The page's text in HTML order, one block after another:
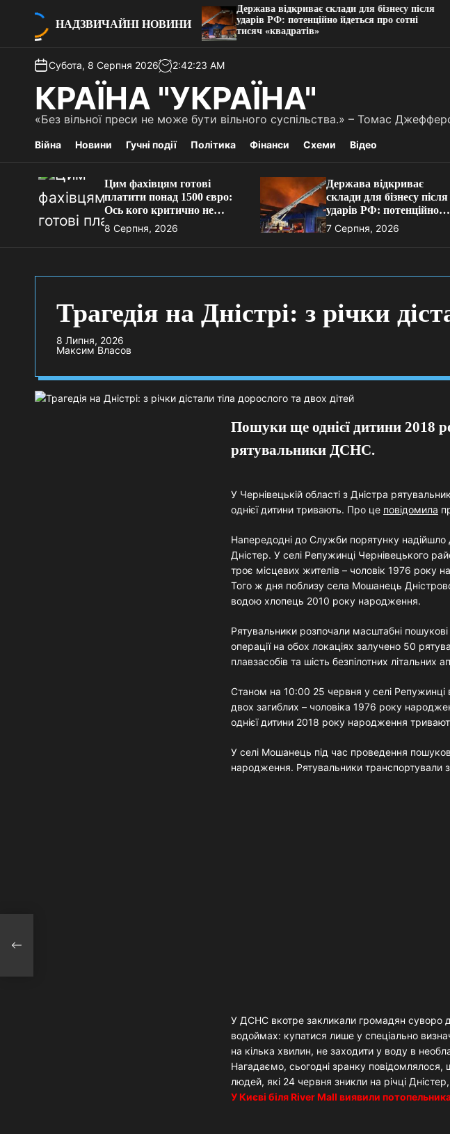
НАДЗВИЧАЙНІ НОВИНИ
не вистачає на ринку
Держава відкриває склади для бізнесу після
ударів РФ: потенційно йдеться про сотні
тисяч «квадратів»
Субота, 8 Серпня 2026 2:42:24 AM
КРАЇНА "УКРАЇНА"
«Без вільної преси не може бути вільного суспільства.» – Томас
Війна Новини Гучні події Політика Фінанси Схеми Відео
Цим фахівцям готові
платити понад 1500 євро:
Ось кого критично не
вистачає на ринку праці
8 Серпня, 2026
Держава відкриває
склади для бізнесу після
ударів РФ: потенційно
йдеться про сотні тисяч
«квадратів»
7 Серпня, 2026
Трагедія на Дністрі: з річки
8 Липня, 2026
Максим Власов
Пошуки ще однієї дитини 2018
рятувальники ДСНС.
У Чернівецькій області з Дністра
однієї дитини тривають. Про це повідомила
Напередодні до Служби порятунку надійшло
Дністер. У селі Репужинці Чернівецького
троє місцевих жителів – чоловік 1976 року
Того ж дня поблизу села Мошанець
водою хлопець 2010 року народження.
Рятувальники розпочали масштабні
операції на обох локаціях залучено 50
плавзасобів та шість безпілотних літальних
Станом на 10:00 25 червня у селі
двох загиблих – чоловіка 1976 року
однієї дитини 2018 року народження
У селі Мошанець під час проведення
народження. Рятувальники транспортували
У ДСНС вкотре закликали громадян суворо
водоймах: купатися лише у спеціально
на кілька хвилин, не заходити у воду в
Нагадаємо, сьогодні зранку повідомлялося,
людей, які 24 червня зникли на річці
У Києві біля River Mall виявили